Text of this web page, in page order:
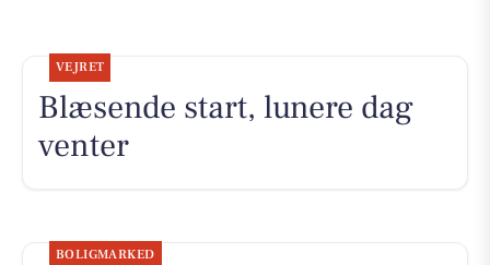
VEJRET
Blæsende start, lunere dag
venter
BOLIGMARKED